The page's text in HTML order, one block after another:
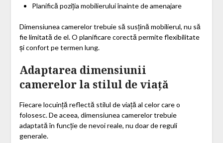
Planifică poziția mobilierului înainte de amenajare
Dimensiunea camerelor trebuie să susțină mobilierul, nu să
fie limitată de el. O planificare corectă permite flexibilitate
și confort pe termen lung.
Adaptarea dimensiunii
camerelor la stilul de viață
Fiecare locuință reflectă stilul de viață al celor care o
folosesc. De aceea, dimensiunea camerelor trebuie
adaptată în funcție de nevoi reale, nu doar de reguli
generale.